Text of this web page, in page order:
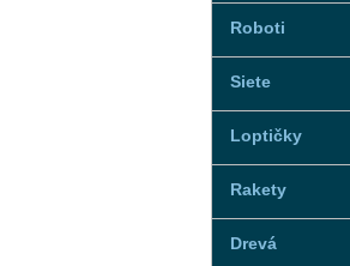
Roboti
Siete
Loptičky
Rakety
Drevá